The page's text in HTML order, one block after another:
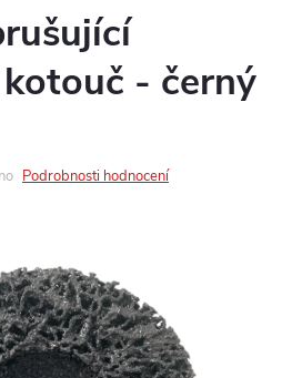
- černý
Podrobnosti hodnocení